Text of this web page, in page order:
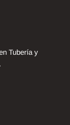
Tubería y